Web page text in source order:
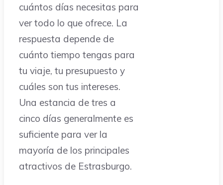
cuántos días necesitas para
ver todo lo que ofrece. La
respuesta depende de
cuánto tiempo tengas para
tu viaje, tu presupuesto y
cuáles son tus intereses.
Una estancia de tres a
cinco días generalmente es
suficiente para ver la
mayoría de los principales
atractivos de Estrasburgo.